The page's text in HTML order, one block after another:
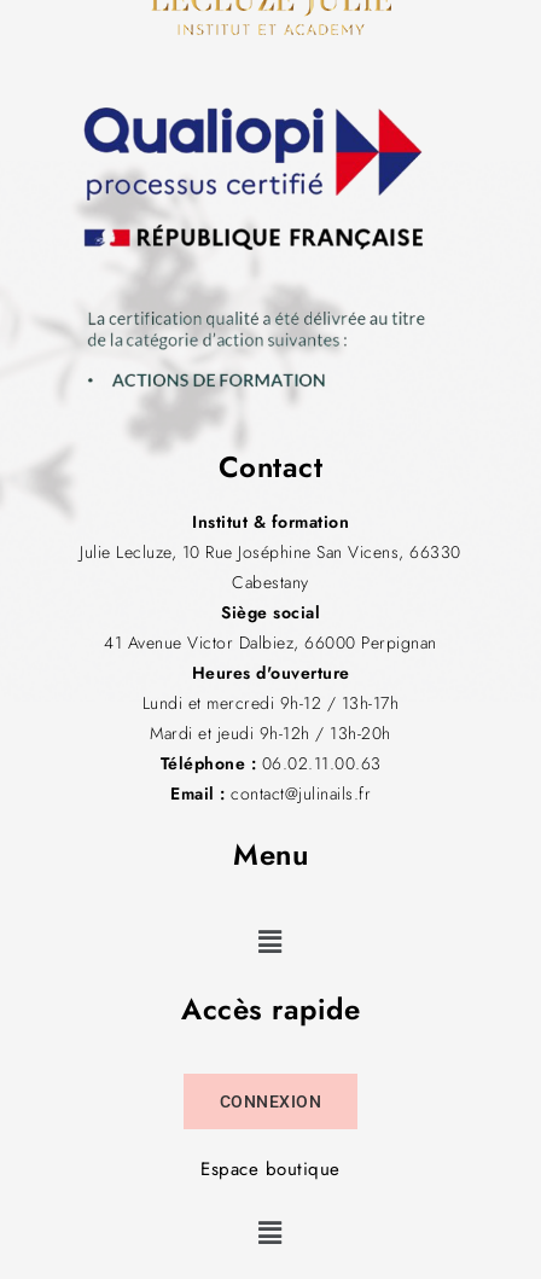
Contact
Institut & formation
Julie Lecluze, 10 Rue Joséphine San Vicens, 66330
Cabestany
Siège social
41 Avenue Victor Dalbiez, 66000 Perpignan
Heures d'ouverture
Lundi et mercredi 9h-12 / 13h-17h
Mardi et jeudi 9h-12h / 13h-20h
Téléphone : 06.02.11.00.63
Email : contact@julinails.fr
Menu
Accès rapide
CONNEXION
Espace boutique